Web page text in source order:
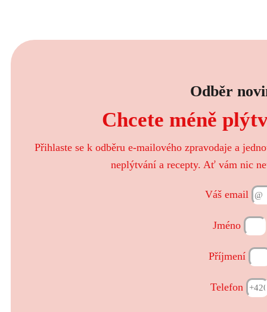
Odběr
Chcete méně
Přihlaste se k odběru e-mailového zpravodaje a
neplýtvání a recepty. Ať vám nic
Váš email
Jméno
Příjmení
Telefon